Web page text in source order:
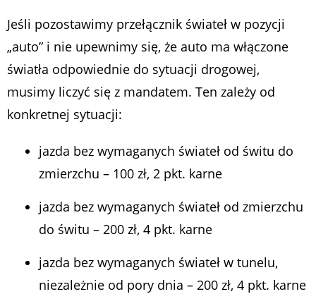
Jeśli pozostawimy przełącznik świateł w pozycji
„auto” i nie upewnimy się, że auto ma włączone
światła odpowiednie do sytuacji drogowej,
musimy liczyć się z mandatem. Ten zależy od
konkretnej sytuacji:
jazda bez wymaganych świateł od świtu do
zmierzchu – 100 zł, 2 pkt. karne
jazda bez wymaganych świateł od zmierzchu
do świtu – 200 zł, 4 pkt. karne
jazda bez wymaganych świateł w tunelu,
niezależnie od pory dnia – 200 zł, 4 pkt. karne